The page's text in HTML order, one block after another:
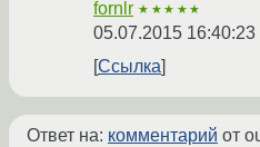
fornlr ★★★★★
05.07.2015 16:40:23
Ссылка
Ответ на: комментарий от